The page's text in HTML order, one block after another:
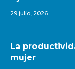
29 julio, 2026
La
mujer